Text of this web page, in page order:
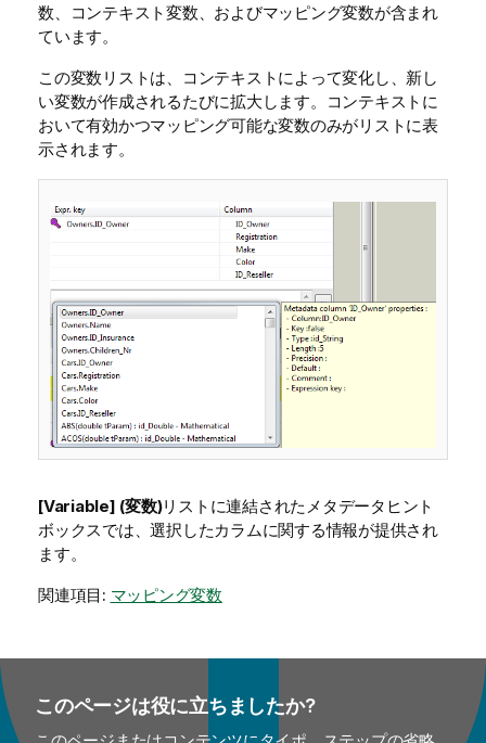
数、コンテキスト変数、およびマッピング変数が含まれ
ています。
この変数リストは、コンテキストによって変化し、新し
い変数が作成されるたびに拡大します。コンテキストに
おいて有効かつマッピング可能な変数のみがリストに表
示されます。
[Variable] (変数)リストに連結されたメタデータヒント
ボックスでは、選択したカラムに関する情報が提供され
ます。
関連項目: マッピング変数
このページは役に立ちましたか?